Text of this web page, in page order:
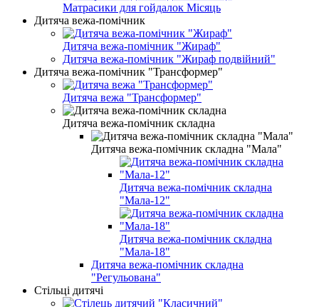
Матрасики для гойдалок Місяць
Дитяча вежа-помічник
Дитяча вежа-помічник "Жираф"
Дитяча вежа-помічник "Жираф подвійний"
Дитяча вежа-помічник "Трансформер"
Дитяча вежа "Трансформер"
Дитяча вежа-помічник складна
Дитяча вежа-помічник складна "Мала"
Дитяча вежа-помічник складна
"Мала-12"
Дитяча вежа-помічник складна
"Мала-18"
Дитяча вежа-помічник складна
"Регульована"
Стільці дитячі